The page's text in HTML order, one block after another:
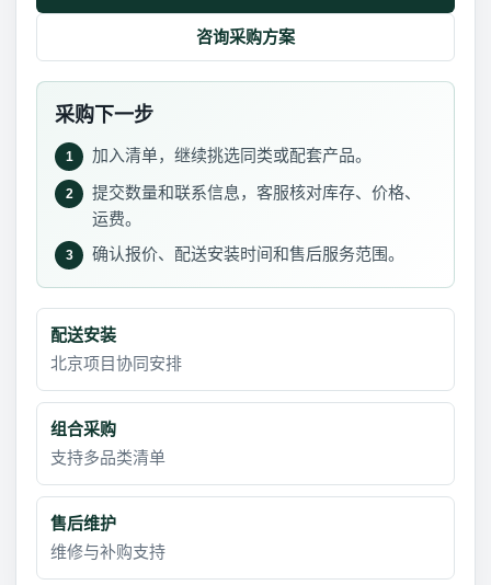
咨询采购方案
采购下一步
1 加入清单，继续挑选同类或配套产品。
2
提交数量和联系信息，客服核对库存、价格、
运费。
3 确认报价、配送安装时间和售后服务范围。
配送安装
北京项目协同安排
组合采购
支持多品类清单
售后维护
维修与补购支持